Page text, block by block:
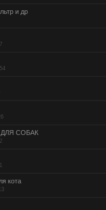
и др
ДЛЯ СОБАК
кота